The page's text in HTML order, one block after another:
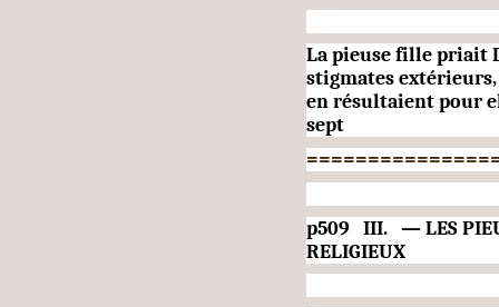
La pieuse fille priait
stig­mates
en ré­sultaient pour
sept
p509 III. — LES
RELIGIEUX